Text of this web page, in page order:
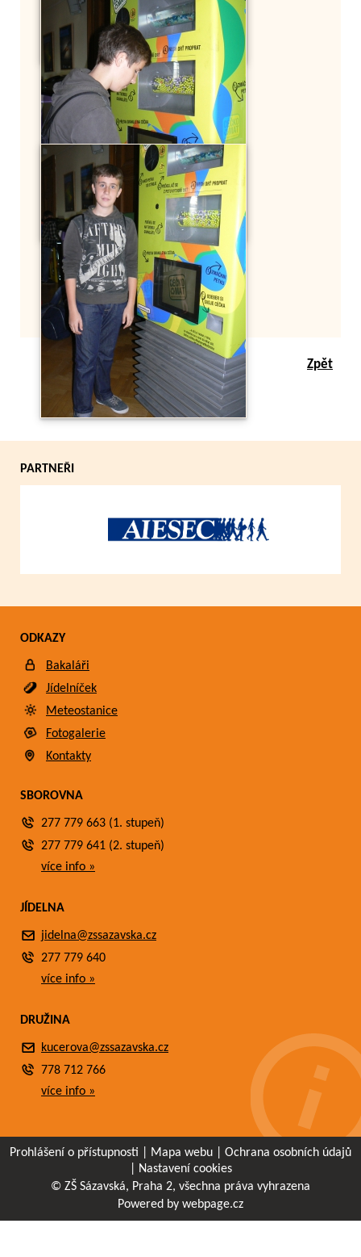
Zpět
PARTNEŘI
ODKAZY
Bakaláři
Jídelníček
Meteostanice
Fotogalerie
Kontakty
SBOROVNA
277 779 663 (1. stupeň)
277 779 641 (2. stupeň)
více info »
JÍDELNA
jidelna@zssazavska.cz
277 779 640
více info »
DRUŽINA
kucerova@zssazavska.cz
778 712 766
více info »
Prohlášení o přístupnosti Mapa webu
Ochrana osobních údajů
Nastavení cookies
© ZŠ Sázavská, Praha 2, všechna práva vyhrazena
Powered by webpage.cz